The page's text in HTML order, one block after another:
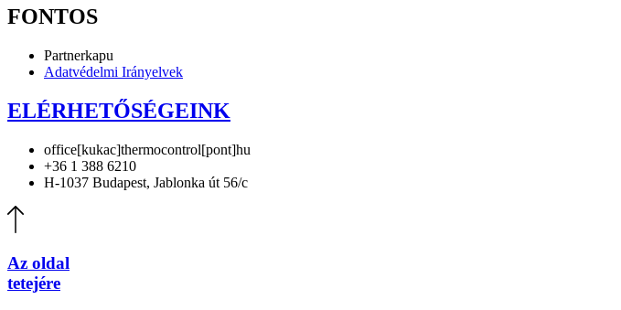
FONTOS
Partnerkapu
Adatvédelmi Irányelvek
ELÉRHETŐSÉGEINK
office[kukac]thermocontrol[pont]hu
+36 1 388 6210
H-1037 Budapest, Jablonka út 56/c
Az oldal
tetejére